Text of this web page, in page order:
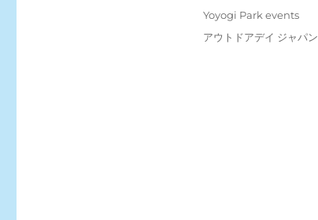
Posted
on
Categories
Yoyogi Park events
Tags
アウトドアデイ ジャパン